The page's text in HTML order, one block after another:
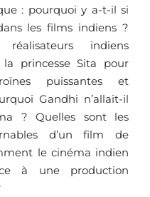
: pourquoi y a-t-il si
les films indiens ?
indiens
la princesse Sita pour
puissantes et
Gandhi n’allait-il
? Quelles sont les
d’un film de
le cinéma indien
à une production